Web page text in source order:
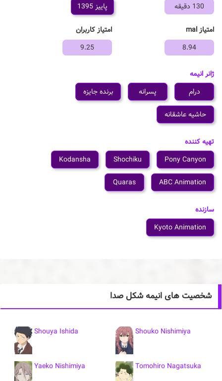
130 دقیقه
پاییز 1395
امتیاز mal
8.94
امتیاز کاربران
9.25
ژانر انیمه
درام
پسرانه برنده جایزه
حاشیه عاشقانه
تهیه کننده
Pony Canyon
Shochiku
Kodansha
ABC Animation
Quaras
سازنده
Kyoto Animation
شخصیت های انیمه شکل صدا
Shouko Nishimiya
Shouya Ishida
Tomohiro Nagatsuka
Yaeko Nishimiya